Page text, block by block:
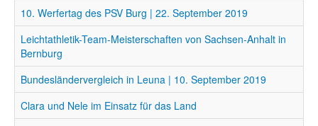
10. Werfertag des PSV Burg | 22. September 2019
Leichtathletik-Team-Meisterschaften von Sachsen-Anhalt in
Bernburg
Bundesländervergleich in Leuna | 10. September 2019
Clara und Nele im Einsatz für das Land